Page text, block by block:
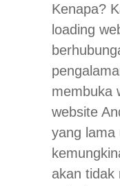
Kenapa?
loading
membuka
website
yang lama
akan tidak